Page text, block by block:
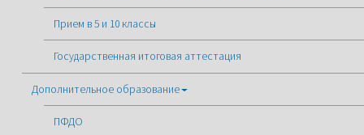
Прием в 5 и 10 классы
Государственная итоговая аттестация
Дополнительное образование
ПФДО